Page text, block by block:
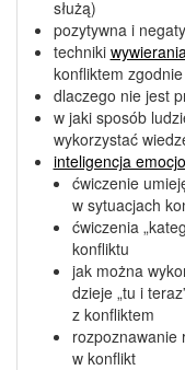
służą)
pozytywna i
techniki
konfliktem
dlaczego nie jest
w jaki sposób
wykorzystać
inteligencja
ćwiczenie
w sytuacjach
ćwiczenia
konfliktu
jak można
dzieje „tu i
z konfliktem
rozpoznawanie
w konflikt